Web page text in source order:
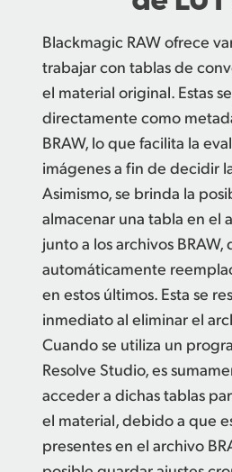
Blackmagic RAW ofrece
trabajar con tablas de
el material original. Estas
directamente como
BRAW, lo que facilita la
imágenes a fin de decidir
Asimismo, se brinda la
almacenar una tabla en el
junto a los archivos
automáticamente
en estos últimos. Esta se
inmediato al eliminar el
Cuando se utiliza un
Resolve Studio, es
acceder a dichas tablas
el material, debido a que
presentes en el archivo